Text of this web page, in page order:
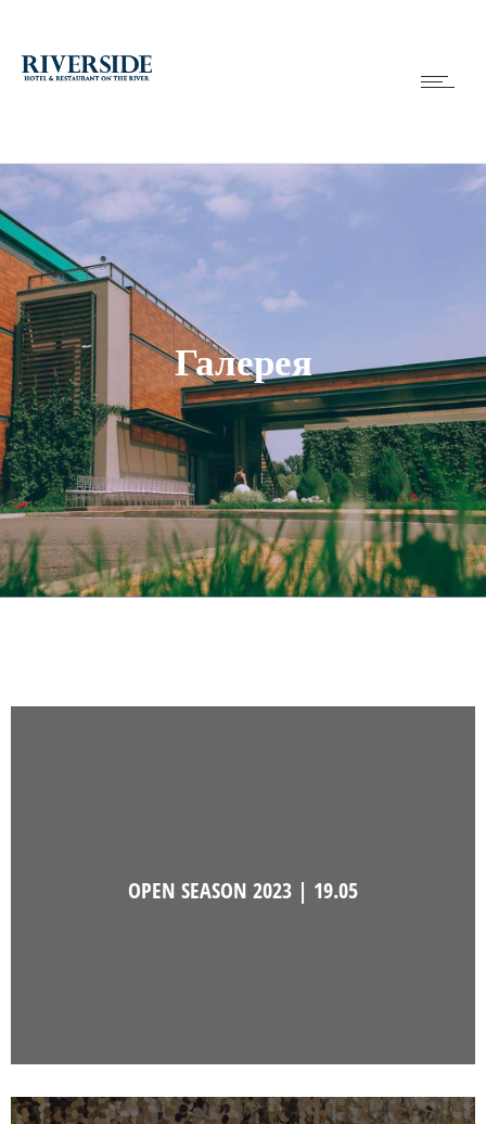
Галерея
OPEN SEASON 2023 | 19.05